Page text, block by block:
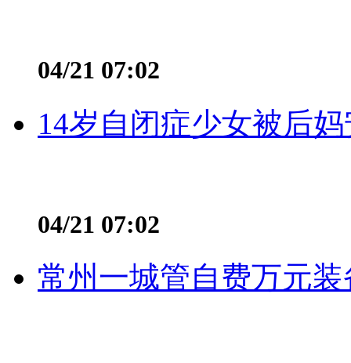
04/21 07:02
14岁自闭症少女被后
04/21 07:02
常州一城管自费万元